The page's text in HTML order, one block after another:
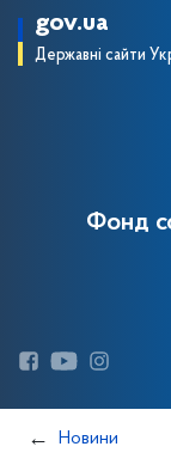
gov.ua
Державні сайти
Фонд
Новини